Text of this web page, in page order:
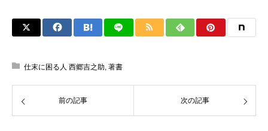
仕末に困る人 西郷吉之助, 著書
前の記事 次の記事